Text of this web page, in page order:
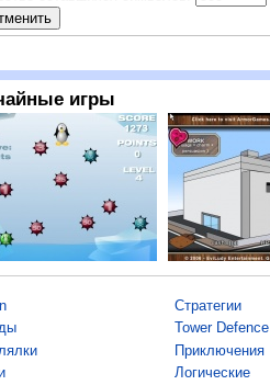
игры
Стратегии
Tower Defence
Приключения
Логические